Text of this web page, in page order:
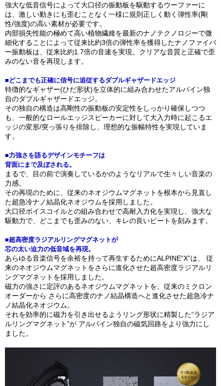
強大な低音信号によって大口径の振動板を駆動するウーファーに
は、激しい動きにも歪むことなく一様に規則正しく動く弾性率(剛
性/強度)の高い素材が必要です。
内部損失性能の極めて高い植物繊維を最新のナノテクノロジーで微
細化することによって従来比約3倍の弾性率を獲得したナノファイバ
ー振動板は、従来比約1.7倍の音速を実現。クリアな音質と正確で歪
みのない音を再現します。
■どこまでも正確に信号に追従するダブルギャザードエッジ
特徴的なギャザー(ひだ形状)を立体的に組み合わせたアルパイン独
自のダブルギャザードエッジ。
その独自の構造は高剛性の振動板の安定性をしっかり確保しつつ
も、一般的なロールエッジスピーカーに対して大入力時に起こるエ
ッジの変形/突っ張りを排除し、理想的な振幅特性を実現していま
す。
■力強さを語るデザインモチーフは
背面にまで及ぼされる。
まるで、目の前で演奏しているかのようなリアルで生々しい音楽の
力感。
その再現のために、従来のネオジウムマグネットを根本から見直し
た超急冷ナノ結晶化ネオジウムを採用しました。
大口径ボイスコイルとの組み合わせで高耐入力化を実現し、強大な
駆動力で、どこまでも歪みのない、キレの良いビートを刻みます。
■超高密度ラジアルリングマグネットが
芯の太い迫力の低音域を再現。
あらゆる音楽信号を余裕を持って再生するためにALPINE“X”は、 従
来のネオジウムマグネットをさらに進化させた超高密度ラジアルリ
ングマグネットを採用しました。
磁力の強さに定評のあるネオジウムマグネットを、従来のミクロン
オーダーから さらに高密度のナノ結晶構造へと進化させた超急冷ナ
ノ結晶化ネオジウム。
それを効率的に磁力を引き出せるようリング形状に精製した“ラジア
ルリングマグネット”が アルパイン独自の磁気回路をより強力にし
ました。